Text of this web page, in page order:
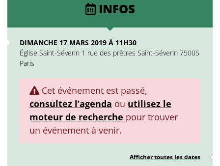
INFOS
DIMANCHE 17 MARS 2019 À 11H30
Église Saint-Séverin 1 rue des prêtres Saint-Séverin 75005
Paris
Cet événement est passé,
consultez l’agenda ou utilisez le
moteur de recherche pour trouver
un événement à venir.
Afficher toutes les dates